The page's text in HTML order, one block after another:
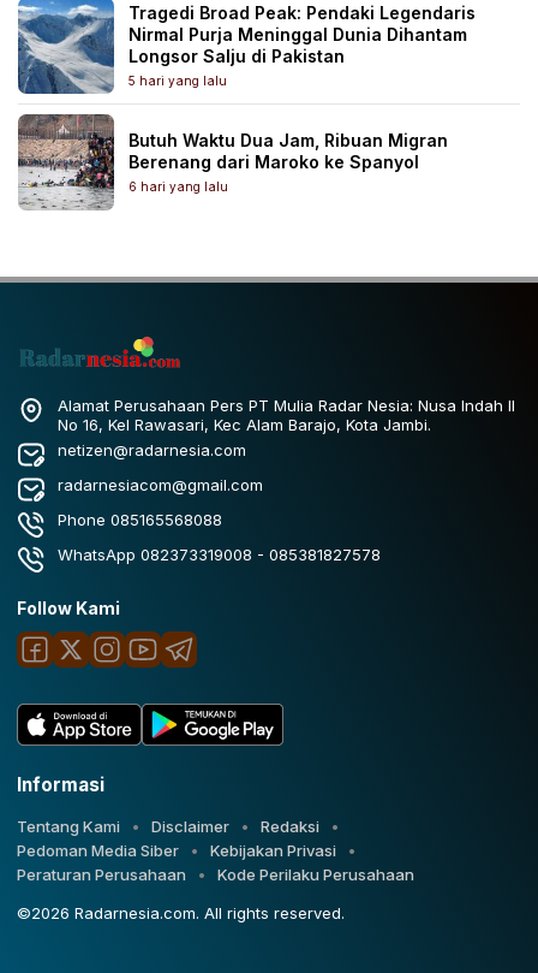
Tragedi Broad Peak: Pendaki Legendaris
Nirmal Purja Meninggal Dunia Dihantam
Longsor Salju di Pakistan
5 hari yang lalu
Butuh Waktu Dua Jam, Ribuan Migran
Berenang dari Maroko ke Spanyol
6 hari yang lalu
Alamat Perusahaan Pers PT Mulia Radar Nesia: Nusa Indah II
No 16, Kel Rawasari, Kec Alam Barajo, Kota Jambi.
netizen@radarnesia.com
radarnesiacom@gmail.com
Phone 085165568088
WhatsApp 082373319008 - 085381827578
Follow Kami
Informasi
Tentang Kami Disclaimer
Redaksi
Pedoman Media Siber
Kebijakan Privasi
Peraturan Perusahaan
Kode Perilaku Perusahaan
©2026 Radarnesia.com. All rights reserved.